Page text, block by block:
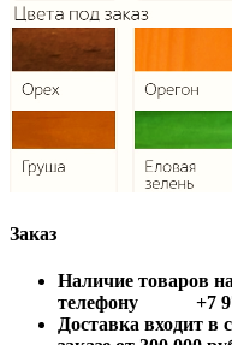
Заказ
Наличие товаров
телефону +7
Доставка входит в